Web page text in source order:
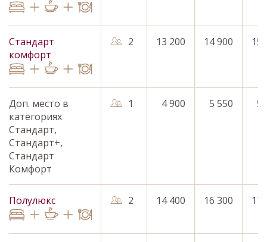
Стандарт
комфорт
2 13 200 14 900 15
Доп. место в
категориях
Стандарт,
Стандарт+,
Стандарт
Комфорт
1 4 900 5 550 5
Полулюкс 2 14 400 16 300 17